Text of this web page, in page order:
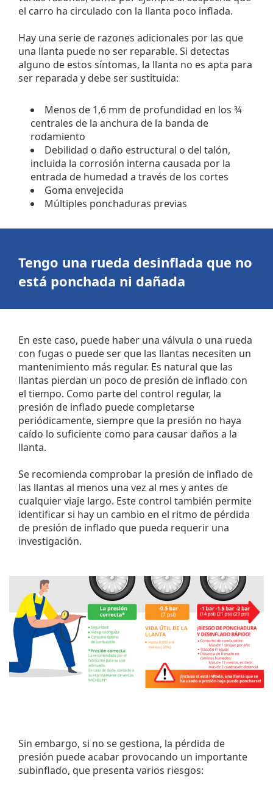
el carro ha circulado con la llanta poco inflada.
Hay una serie de razones adicionales por las que
una llanta puede no ser reparable. Si detectas
alguno de estos síntomas, la llanta no es apta para
ser reparada y debe ser sustituida:
Menos de 1,6 mm de profundidad en los ¾
centrales de la anchura de la banda de
rodamiento
Debilidad o daño estructural o del talón,
incluida la corrosión interna causada por la
entrada de humedad a través de los cortes
Goma envejecida
Múltiples ponchaduras previas
Tengo una rueda desinflada que no
está ponchada ni dañada
En este caso, puede haber una válvula o una rueda
con fugas o puede ser que las llantas necesiten un
mantenimiento más regular. Es natural que las
llantas pierdan un poco de presión de inflado con
el tiempo. Como parte del control regular, la
presión de inflado puede completarse
periódicamente, siempre que la presión no haya
caído lo suficiente como para causar daños a la
llanta.
Se recomienda comprobar la presión de inflado de
las llantas al menos una vez al mes y antes de
cualquier viaje largo. Este control también permite
identificar si hay un cambio en el ritmo de pérdida
de presión de inflado que pueda requerir una
investigación.
Sin embargo, si no se gestiona, la pérdida de
presión puede acabar provocando un importante
subinflado, que presenta varios riesgos: